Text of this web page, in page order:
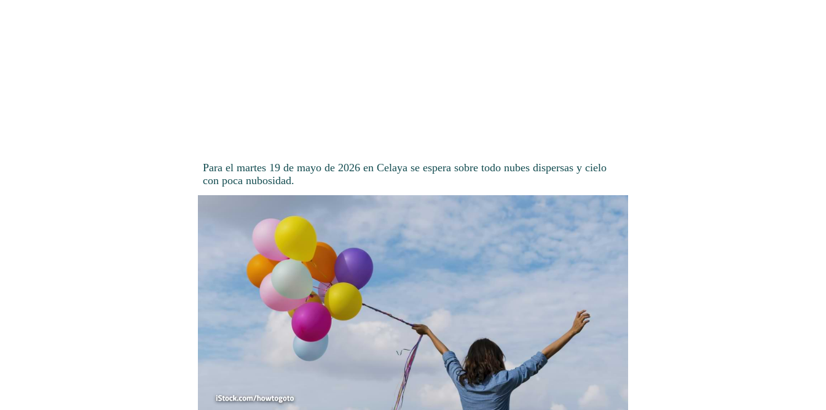
Para el martes 19 de mayo de 2026 en Celaya se espera sobre todo nubes dispersas y cielo
con poca nubosidad.